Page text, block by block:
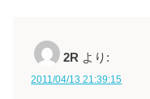
2R より:
2011/04/13 21:39:15